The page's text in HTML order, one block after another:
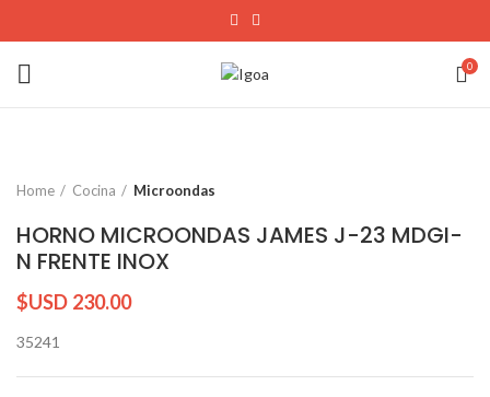
0
Home Cocina Microondas
HORNO MICROONDAS JAMES J-23 MDGI-
N FRENTE INOX
$USD 230.00
35241